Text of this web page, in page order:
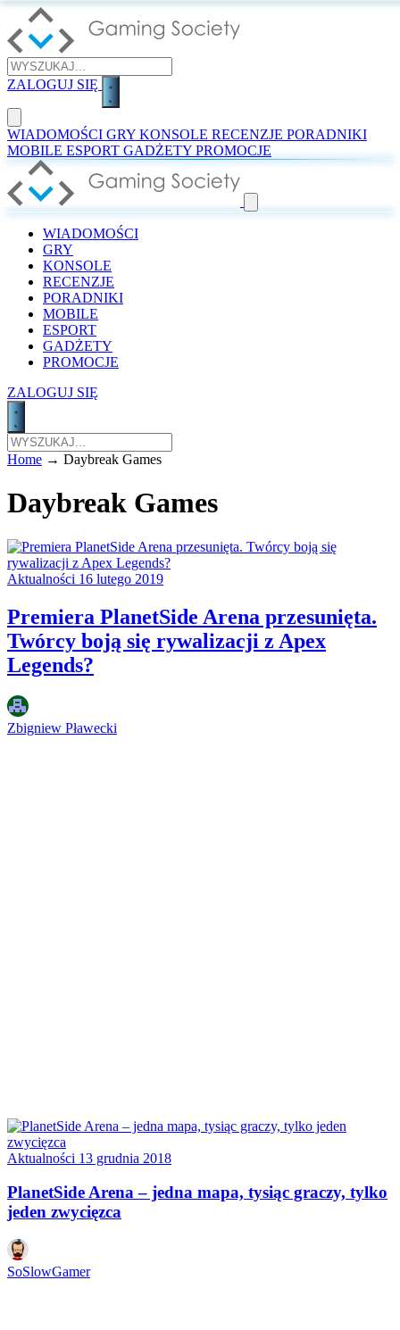
ZALOGUJ SIĘ
WIADOMOŚCI GRY KONSOLE RECENZJE PORADNIKI
MOBILE ESPORT GADŻETY PROMOCJE
WIADOMOŚCI
GRY
KONSOLE
RECENZJE
PORADNIKI
MOBILE
ESPORT
GADŻETY
PROMOCJE
ZALOGUJ SIĘ
Home → Daybreak Games
Daybreak Games
Aktualności 16 lutego 2019
Premiera PlanetSide Arena przesunięta.
Twórcy boją się rywalizacji z Apex
Legends?
Zbigniew Pławecki
Aktualności 13 grudnia 2018
PlanetSide Arena – jedna mapa, tysiąc graczy, tylko
jeden zwycięzca
SoSlowGamer